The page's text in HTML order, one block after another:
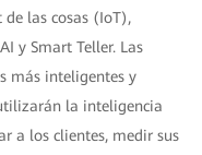
las cosas (IoT),
y Smart Teller. Las
más inteligentes y
la inteligencia
a los clientes, medir sus